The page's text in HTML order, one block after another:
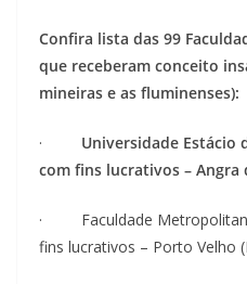
Confira lista das 99
que receberam conceito
mineiras e as fluminenses):
· Universidade Estácio
com fins lucrativos – Angra
· Faculdade
fins lucrativos – Porto Velho